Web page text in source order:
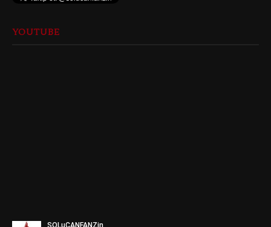
YOUTUBE